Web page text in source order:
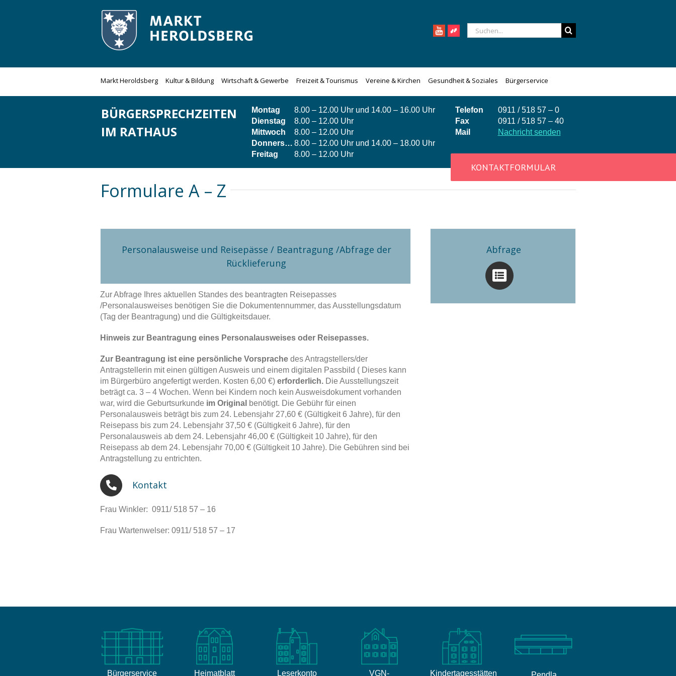
Suche
nach:
Markt Heroldsberg Kultur & Bildung Wirtschaft & Gewerbe Freizeit & Tourismus Vereine & Kirchen Gesundheit & Soziales Bürgerservice
BÜRGERSPRECHZEITEN
IM RATHAUS
Montag
8.00 – 12.00 Uhr und 14.00 – 16.00 Uhr
Dienstag
8.00 – 12.00 Uhr
Mittwoch
8.00 – 12.00 Uhr
Donnerstag 8.00 – 12.00 Uhr und 14.00 – 18.00 Uhr
Freitag
8.00 – 12.00 Uhr
Telefon
0911 / 518 57 – 0
Fax
0911 / 518 57 – 40
Mail
Nachricht senden
KONTAKTFORMULAR
Formulare A – Z
Personalausweise und Reisepässe / Beantragung /Abfrage der
Rücklieferung
Zur Abfrage Ihres aktuellen Standes des beantragten Reisepasses
/Personalausweises benötigen Sie die Dokumentennummer, das Ausstellungsdatum
(Tag der Beantragung) und die Gültigkeitsdauer.
Hinweis zur Beantragung eines Personalausweises oder Reisepasses.
Zur Beantragung ist eine persönliche Vorsprache des Antragstellers/der
Antragstellerin mit einen gültigen Ausweis und einem digitalen Passbild ( Dieses kann
im Bürgerbüro angefertigt werden. Kosten 6,00 €)erforderlich. Die Ausstellungszeit
beträgt ca. 3 – 4 Wochen. Wenn bei Kindern noch kein Ausweisdokument vorhanden
war, wird die Geburtsurkunde im Original benötigt. Die Gebühr für einen
Personalausweis beträgt bis zum 24. Lebensjahr 27,60 € (Gültigkeit 6 Jahre), für den
Reisepass bis zum 24. Lebensjahr 37,50 € (Gültigkeit 6 Jahre), für den
Personalausweis ab dem 24. Lebensjahr 46,00 € (Gültigkeit 10 Jahre), für den
Reisepass ab dem 24. Lebensjahr 70,00 € (Gültigkeit 10 Jahre). Die Gebühren sind bei
Antragstellung zu entrichten.
Kontakt
Frau Winkler: 0911/ 518 57 – 16
Frau Wartenwelser: 0911/ 518 57 – 17
Abfrage
Bürgerservice Heimatblatt Leserkonto VGN- Kindertagesstätten